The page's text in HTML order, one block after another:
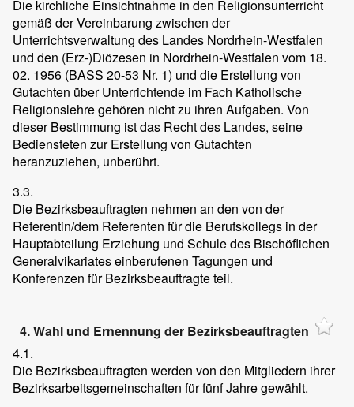
Die kirchliche Einsichtnahme in den Religionsunterricht
gemäß der Vereinbarung zwischen der
Unterrichtsverwaltung des Landes Nordrhein-Westfalen
und den (Erz-)Diözesen in Nordrhein-Westfalen vom 18.
02. 1956 (BASS 20-53 Nr. 1) und die Erstellung von
Gutachten über Unterrichtende im Fach Katholische
Religionslehre gehören nicht zu ihren Aufgaben. Von
dieser Bestimmung ist das Recht des Landes, seine
Bediensteten zur Erstellung von Gutachten
heranzuziehen, unberührt.
3.3.
Die Bezirksbeauftragten nehmen an den von der
Referentin/dem Referenten für die Berufskollegs in der
Hauptabteilung Erziehung und Schule des Bischöflichen
Generalvikariates einberufenen Tagungen und
Konferenzen für Bezirksbeauftragte teil.
4. Wahl und Ernennung der Bezirksbeauftragten
4.1.
Die Bezirksbeauftragten werden von den Mitgliedern ihrer
Bezirksarbeitsgemeinschaften für fünf Jahre gewählt.